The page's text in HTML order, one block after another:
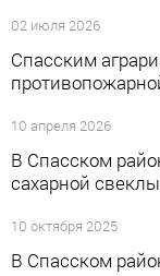
02 июля 2026
Спасским
10 апреля 2026
В Спасском
сахарной свеклы
10 октября 2025
В Спасском